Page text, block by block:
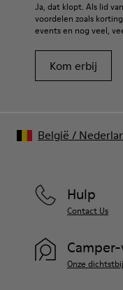
Ja, dat klopt. Als lid
voordelen zoals
events en nog veel,
Kom erbij
Hulp
Contact Us
Onze
België /